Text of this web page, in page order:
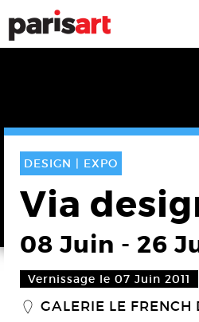
DESIGN | EXPO
Via
08 Juin - 26
Vernissage le 07 Juin 2011
_ GALERIE LE FRENCH